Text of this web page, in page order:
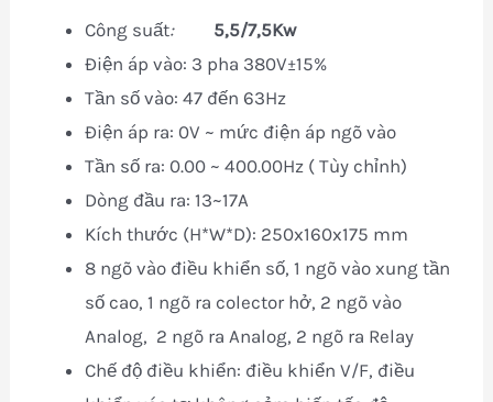
Công suất: 5,5/7,5Kw
Điện áp vào: 3 pha 380V±15%
Tần số vào: 47 đến 63Hz
Điện áp ra: 0V ~ mức điện áp ngõ vào
Tần số ra: 0.00 ~ 400.00Hz ( Tùy chỉnh)
Dòng đầu ra: 13~17A
Kích thước (H*W*D): 250x160x175 mm
8 ngõ vào điều khiển số, 1 ngõ vào xung tần
số cao, 1 ngõ ra colector hở, 2 ngõ vào
Analog, 2 ngõ ra Analog, 2 ngõ ra Relay
Chế độ điều khiển: điều khiển V/F, điều